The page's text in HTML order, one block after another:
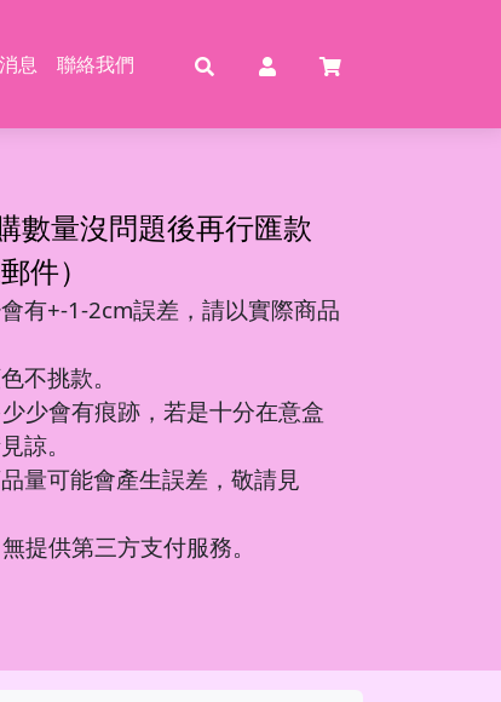
息 聯絡我們
數量沒問題後再行匯款
件）
有+-1-2cm誤差，請以實際商品
不挑款。
少會有痕跡，若是十分在意盒
諒。
量可能會產生誤差，敬請見
提供第三方支付服務。